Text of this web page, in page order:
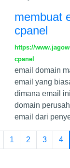
membuat
cpanel
https://
cpanel
email domain
email yang
dimana email
domain
email dari
1 2 3 4